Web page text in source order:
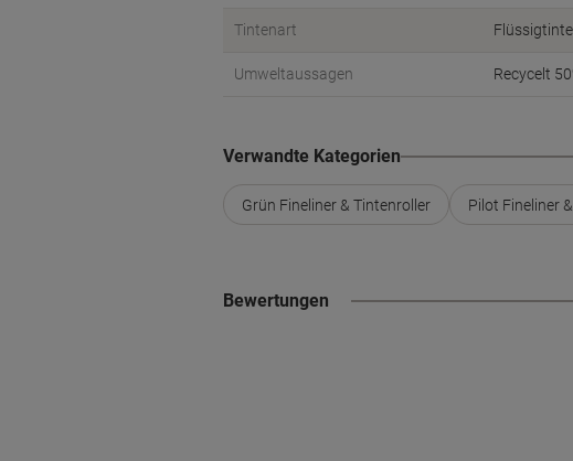
Tintenart
Umweltaussagen Recycelt
Verwandte Kategorien
Grün Fineliner & Tintenroller Pilot Fineliner
Bewertungen